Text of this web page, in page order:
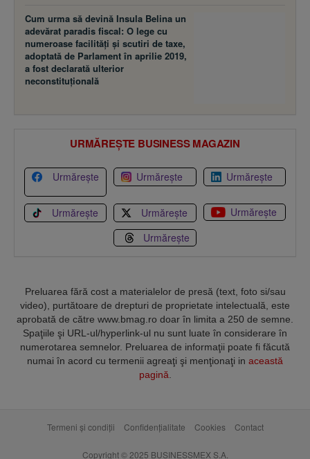
Cum urma să devină Insula Belina un
adevărat paradis fiscal: O lege cu
numeroase facilităţi şi scutiri de taxe,
adoptată de Parlament în aprilie 2019,
a fost declarată ulterior
neconstituţională
URMĂREȘTE BUSINESS MAGAZIN
Urmărește Urmărește Urmărește
Urmărește Urmărește
Urmărește
Urmărește
Preluarea fără cost a materialelor de presă (text, foto si/sau
video), purtătoare de drepturi de proprietate intelectuală, este
aprobată de către www.bmag.ro doar în limita a 250 de semne.
Spaţiile şi URL-ul/hyperlink-ul nu sunt luate în considerare în
numerotarea semnelor. Preluarea de informaţii poate fi făcută
numai în acord cu termenii agreaţi şi menţionaţi in această
pagină
Termeni și condiții Confidențialitate Cookies Contact
Copyright © 2025 BUSINESSMEX S.A.